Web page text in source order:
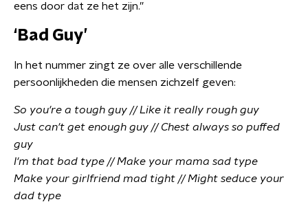
eens door dat ze het zijn.”
‘Bad Guy’
In het nummer zingt ze over alle verschillende
persoonlijkheden die mensen zichzelf geven:
So you're a tough guy // Like it really rough guy
Just can't get enough guy // Chest always so puffed
guy
I'm that bad type // Make your mama sad type
Make your girlfriend mad tight // Might seduce your
dad type